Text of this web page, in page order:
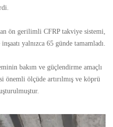
ön gerilimli CFRP takviye sistemi,
yalnızca 65 günde tamamladı.
bakım ve güçlendirme amaçlı
önemli ölçüde artırılmış ve köprü